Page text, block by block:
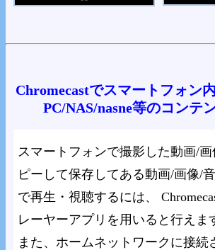
Chromecastでスマートフォン
PC/NAS/nasne等のコンテ
スマートフォンで撮影した動画/
ピーして保存してある動画/画像/
で再生・視聴するには、
レーヤーアプリを用いると行えま
また、ホームネットワークに接続